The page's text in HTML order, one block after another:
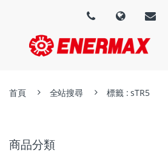
首頁 全站搜尋 標籤 : sTR5
商品分類